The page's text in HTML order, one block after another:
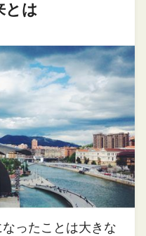
とは
ったことは大きな